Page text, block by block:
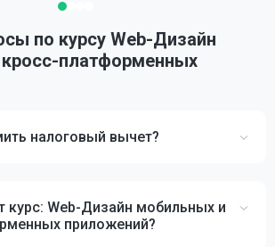
по курсу Web-Дизайн
платформенных
налоговый вычет?
курс: Web-Дизайн мобильных и
приложений?